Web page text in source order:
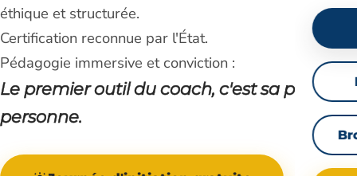
éthique et structurée.
Certification reconnue par l'État.
Pédagogie immersive et conviction :
Le premier outil du coach, c'est sa propre
personne.